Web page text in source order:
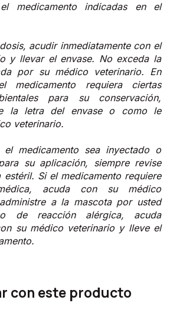
medicamento indicadas en el
acudir inmediatamente con el
y llevar el envase. No exceda la
por su médico veterinario. En
requiera ciertas
para su conservación,
la letra del envase o como le
veterinario.
medicamento sea inyectado o
su aplicación, siempre revise
estéril. Si el medicamento requiere
acuda con su médico
a la mascota por usted
de reacción alérgica, acuda
su médico veterinario y lleve el
con este producto